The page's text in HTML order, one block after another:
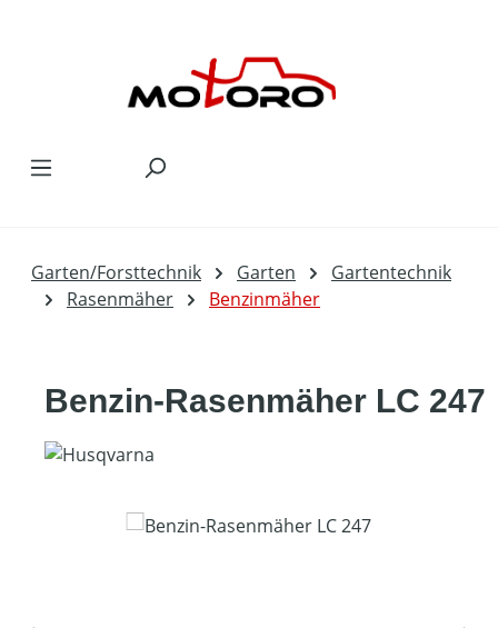
Garten/Forsttechnik Garten
Gartentechnik
Rasenmäher
Benzinmäher
Benzin-Rasenmäher LC 247
Bildergalerie überspringen